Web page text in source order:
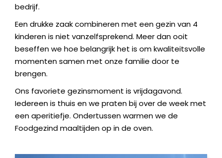
bedrijf.
Een drukke zaak combineren met een gezin van 4
kinderen is niet vanzelfsprekend. Meer dan ooit
beseffen we hoe belangrijk het is om kwaliteitsvolle
momenten samen met onze familie door te
brengen.
Ons favoriete gezinsmoment is vrijdagavond.
Iedereen is thuis en we praten bij over de week met
een aperitiefje. Ondertussen warmen we de
Foodgezind maaltijden op in de oven.